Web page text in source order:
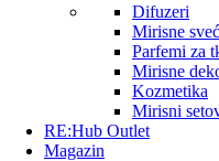
Difuzeri
Mirisne
Parfemi za
Mirisne
Kozmetika
Mirisni
RE:Hub Outlet
Magazin